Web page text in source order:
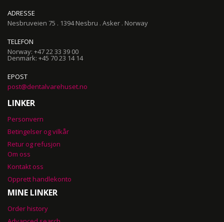
ADRESSE
Nesbruveien 75 . 1394 Nesbru . Asker . Norway
TELEFON
Norway: +47 22 33 39 00
Denmark: +45 70 23 14 14
EPOST
post@dentalvarehuset.no
LINKER
Personvern
Betingelser og vilkår
Retur og refusjon
Om oss
Kontakt oss
Opprett handlekonto
MINE LINKER
Order history